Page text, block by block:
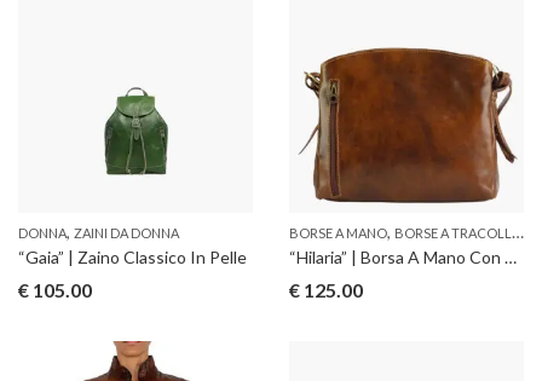
DONNA, ZAINI DA DONNA
“Gaia” | Zaino Classico In Pelle
€ 105.00
BORSE A MANO, BORSE A TRACOLLA ,
“Hilaria” | Borsa A Mano Con Tracolla
€ 125.00